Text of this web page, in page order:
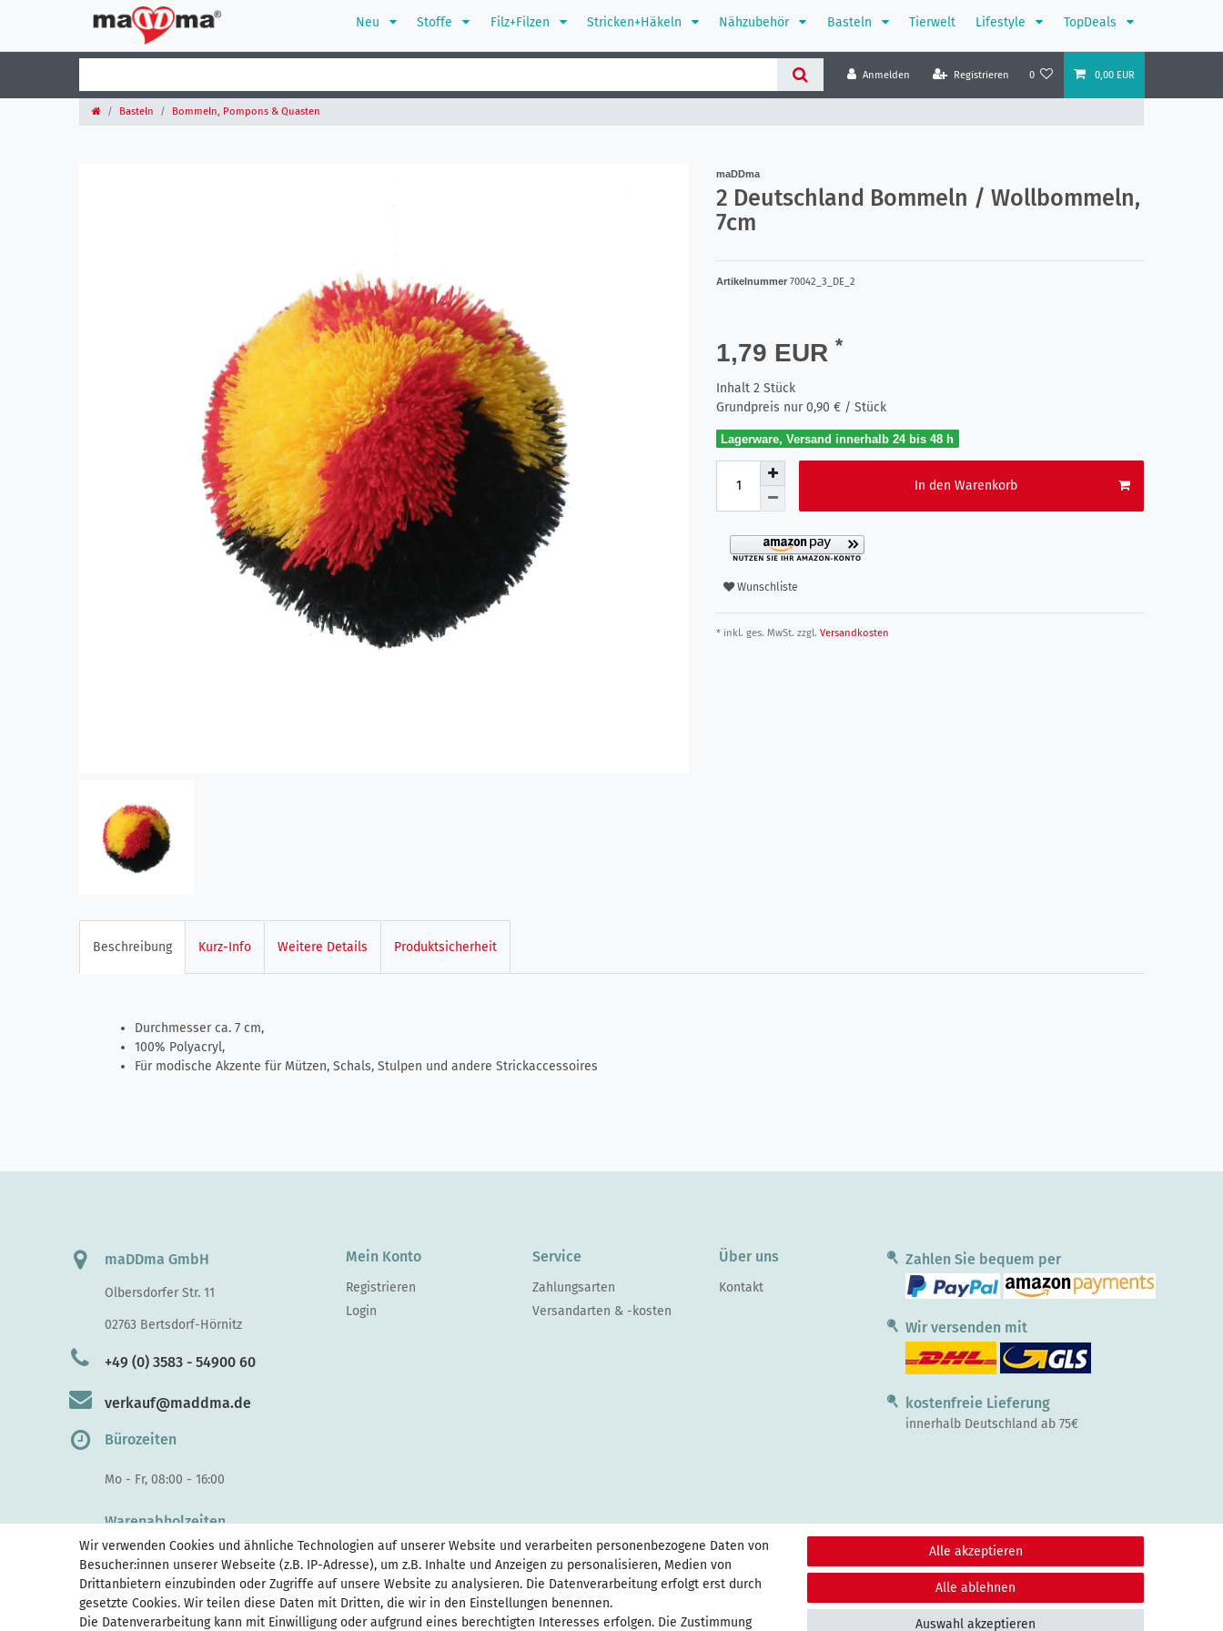
Neu Stoffe Filz+Filzen Stricken+Häkeln Nähzubehör Basteln Tierwelt Lifestyle TopDeals
Anmelden Registrieren 0 0,00 EUR
Basteln Bommeln, Pompons & Quasten
maDDma
2 Deutschland Bommeln / Wollbommeln,
7cm
Artikelnummer 70042_3_DE_2
1,79 EUR *
Inhalt 2 Stück
Grundpreis nur0,90 € / Stück
Lagerware, Versand innerhalb 24 bis 48 h
In den Warenkorb
Wunschliste
* inkl. ges. MwSt. zzgl. Versandkosten
Beschreibung Kurz-Info Weitere Details Produktsicherheit
Durchmesser ca. 7 cm,
100% Polyacryl,
Für modische Akzente für Mützen, Schals, Stulpen und andere Strickaccessoires
maDDma GmbH
Olbersdorfer Str. 11
02763 Bertsdorf-Hörnitz
+49 (0) 3583 - 54900 60
verkauf@maddma.de
Bürozeiten
Mo - Fr, 08:00 - 16:00
Warenabholzeiten
Di - Do, 10:00 - 15.30
Fr 10:00 - 14:00
Mein Konto
Registrieren
Login
Service
Zahlungsarten
Versandarten & -kosten
Über uns
Kontakt
Zahlen Sie bequem per
Wir versenden mit
kostenfreie Lieferung
innerhalb Deutschland ab 75€
Wir verwenden Cookies und ähnliche Technologien auf unserer Website und verarbeiten personenbezogene Daten von
Besucher:innen unserer Webseite (z.B. IP-Adresse), um z.B. Inhalte und Anzeigen zu personalisieren, Medien von
Drittanbietern einzubinden oder Zugriffe auf unsere Website zu analysieren. Die Datenverarbeitung erfolgt erst durch
gesetzte Cookies. Wir teilen diese Daten mit Dritten, die wir in den Einstellungen benennen.
Die Datenverarbeitung kann mit Einwilligung oder aufgrund eines berechtigten Interesses erfolgen. Die Zustimmung
Alle akzeptieren
Alle ablehnen
Auswahl akzeptieren